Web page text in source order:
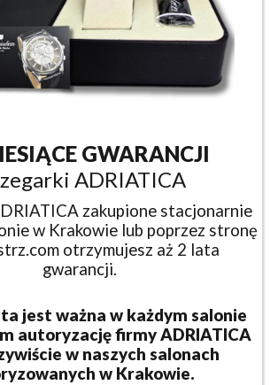
GWARANCJI
ADRIATICA
zakupione stacjonarnie
w Krakowie lub poprzez stronę
otrzymujesz aż 2 lata
gwarancji.
jest ważna w każdym salonie
autoryzację firmy ADRIATICA
w naszych salonach
w Krakowie.